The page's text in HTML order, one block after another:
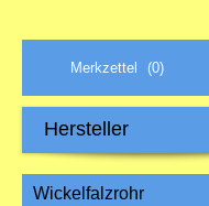
Merkzettel (0)
Hersteller
Wickelfalzrohr